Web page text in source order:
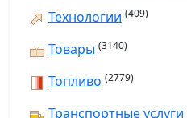
Технологии (409)
Товары (3140)
Топливо (2779)
Транспортные услуги